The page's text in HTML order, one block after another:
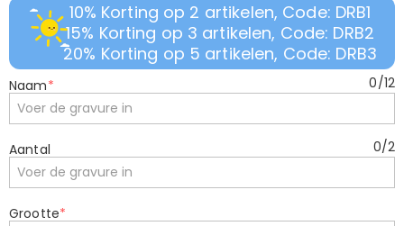
10% Korting op 2 artikelen, Code: DRB1
15% Korting op 3 artikelen, Code: DRB2
20% Korting op 5 artikelen, Code: DRB3
Naam* 0/12
Aantal 0/2
Grootte*